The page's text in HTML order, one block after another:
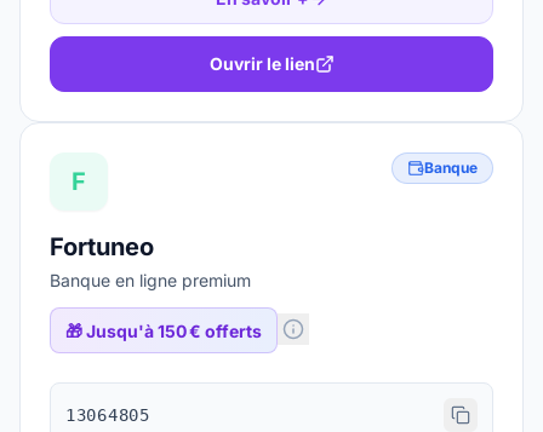
Ouvrir le lien
F Banque
Fortuneo
Banque en ligne premium
🎁Jusqu'à 150 € offerts
13064805